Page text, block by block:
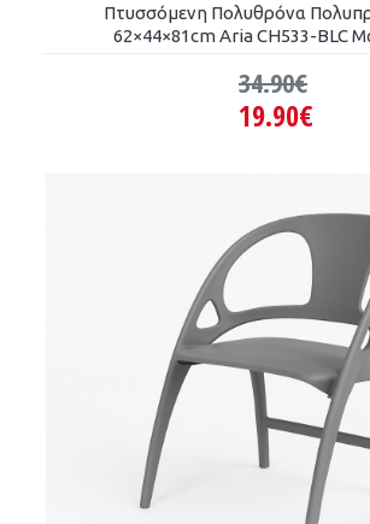
Πτυσσόμενη Πολυθρόνα
62×44×81cm Aria CH533-BLC
19.90€
34.90€